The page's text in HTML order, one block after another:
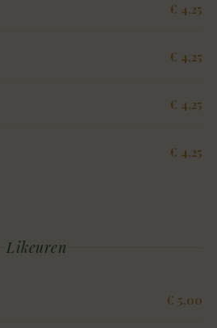
€ 4,25
€ 4,25
€ 4,25
€ 4,25
Likeuren
€ 5,00